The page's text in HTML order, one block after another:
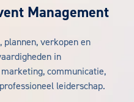
Management
verkopen en
in
communicatie,
leiderschap.